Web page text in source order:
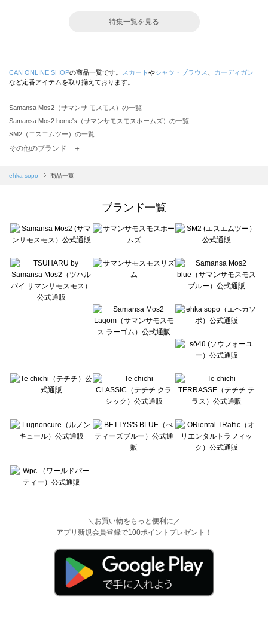
特集一覧を見る
CAN ONLINE SHOPの商品一覧です。 スカート やシャツ・ブラウス
カーディガン
など定番アイテムを取り揃えております。
Samansa Mos2（サマンサ モスモス）の一覧
Samansa Mos2 home's（サマンサモスモスホームズ）の一覧
SM2（エスエムツー）の一覧
TSUHARU by Samansa Mos2（ツハルバイサマンサモスモス）の一覧
Samansa Mos2 blue（サマンサモスモス ブルー）の一覧
Te chichi（テチチ）の一覧
Te chichi CLASSIC（テチチ クラシック）の一覧
Lugnoncure（ルノンキュール）の一覧
BETTY'S BLUE（べティーズブルー）の一覧
Wpc.（ワールドパーティー）の一覧
その他のブランド ＋
ehka sopo 商品一覧
ブランド一覧
＼お買い物をもっと便利に／
アプリ新規会員登録で100ポイントプレゼント！